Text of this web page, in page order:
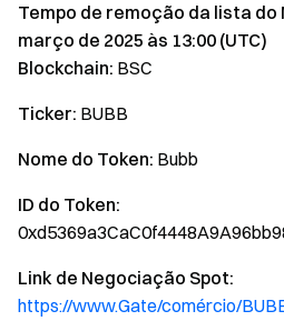
Tempo de remoção da lista do
março de 2025 às 13:00 (UTC)
Blockchain: BSC
Ticker: BUBB
Nome do Token: Bubb
ID do Token:
Link de Negociação Spot:
https://www.Gate/comércio/